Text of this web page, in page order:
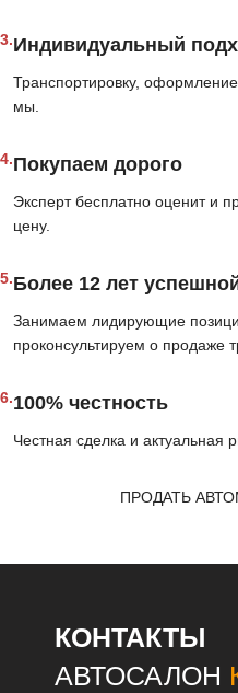
3.Индивидуальный
Транспортировку,
мы.
4.Покупаем дорого
Эксперт бесплатно оценит и
цену.
5.Более 12 лет
Занимаем лидирующие
проконсультируем о продаже
6.100% честность
Честная сделка и актуальная
ПРОДАТЬ
КОНТАКТЫ
АВТОСАЛОН